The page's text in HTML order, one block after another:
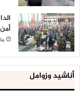
أناشيد وزوامل